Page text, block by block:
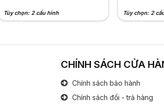
Tùy chọn: 2 cấu hình Tùy chọn: 2
CHÍNH SÁCH CỬA
Chính sách bảo hành
Chính sách đổi - trả hàng